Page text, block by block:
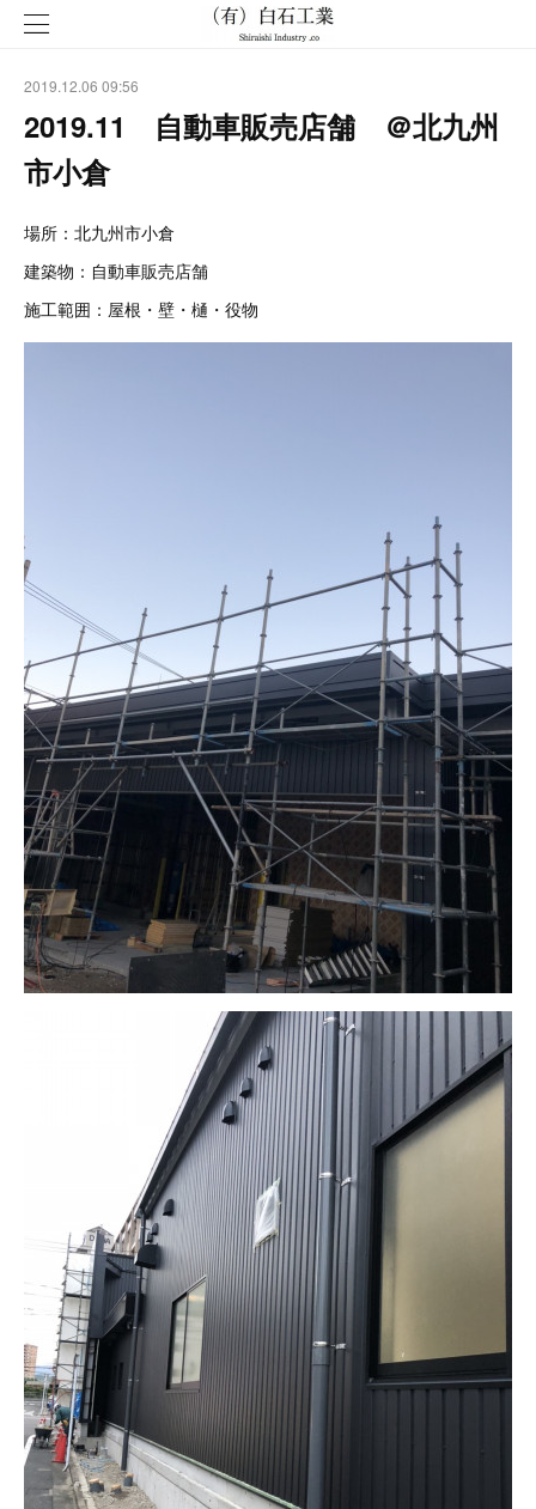
2019.12.06 09:56
2019.11 自動車販売店舗 ＠北九州
市小倉
場所：北九州市小倉
建築物：自動車販売店舗
施工範囲：屋根・壁・樋・役物